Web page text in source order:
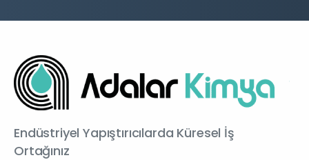
Endüstriyel Yapıştırıcılarda Küresel İş
Ortağınız